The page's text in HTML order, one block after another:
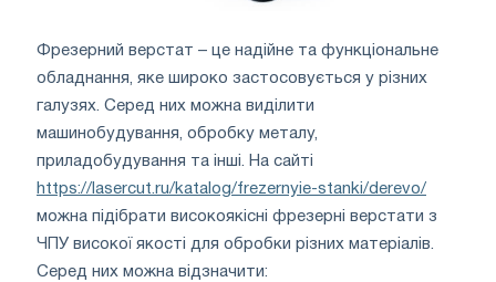
Фрезерний верстат – це надійне та функціональне
обладнання, яке широко застосовується у різних
галузях. Серед них можна виділити
машинобудування, обробку металу,
приладобудування та інші. На сайті
https://lasercut.ru/katalog/frezernyie-stanki/derevo/
можна підібрати високоякісні фрезерні верстати з
ЧПУ високої якості для обробки різних матеріалів.
Серед них можна відзначити: